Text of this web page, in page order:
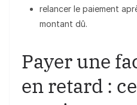
relancer le paiement
montant dû.
Payer une
en retard :